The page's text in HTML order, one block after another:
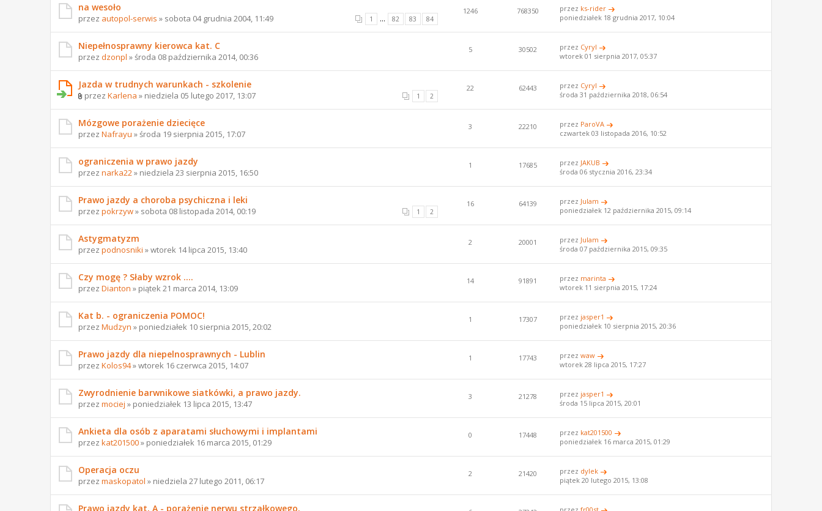
na wesoło
1 ... 82 83 84
przez autopol-serwis » sobota 04 grudnia 2004, 11:49
1246 768350 przez ks-rider
poniedziałek 18 grudnia 2017, 10:04
Niepełnosprawny kierowca kat. C
przez dzonpl » środa 08 października 2014, 00:36
5 30502 przez Cyryl
wtorek 01 sierpnia 2017, 05:37
Jazda w trudnych warunkach - szkolenie
1 2
przez Karlena » niedziela 05 lutego 2017, 13:07
22 62443 przez Cyryl
środa 31 października 2018, 06:54
Mózgowe porażenie dziecięce
przez Nafrayu » środa 19 sierpnia 2015, 17:07
3 22210 przez ParoVA
czwartek 03 listopada 2016, 10:52
ograniczenia w prawo jazdy
przez narka22 » niedziela 23 sierpnia 2015, 16:50
1 17685 przez JAKUB
środa 06 stycznia 2016, 23:34
Prawo jazdy a choroba psychiczna i leki
1 2
przez pokrzyw» sobota 08 listopada 2014, 00:19
16 64139 przez Julam
poniedziałek 12 października 2015, 09:14
Astygmatyzm
przez podnosniki » wtorek 14 lipca 2015, 13:40
2 20001 przez Julam
środa 07 października 2015, 09:35
Czy mogę ? Słaby wzrok ....
przez Dianton » piątek 21 marca 2014, 13:09
14 91891 przez marinta
wtorek 11 sierpnia 2015, 17:24
Kat b. - ograniczenia POMOC!
przez Mudzyn » poniedziałek 10 sierpnia 2015, 20:02
1 17307 przez jasper1
poniedziałek 10 sierpnia 2015, 20:36
Prawo jazdy dla niepelnosprawnych - Lublin
przez Kolos94» wtorek 16 czerwca 2015, 14:07
1 17743 przezwaw
wtorek 28 lipca 2015, 17:27
Zwyrodnienie barwnikowe siatkówki, a prawo jazdy.
przez mociej » poniedziałek 13 lipca 2015, 13:47
3 21278 przez jasper1
środa 15 lipca 2015, 20:01
Ankieta dla osób z aparatami słuchowymi i implantami
przez kat201500» poniedziałek 16 marca 2015, 01:29
0 17448 przez kat201500
poniedziałek 16 marca 2015, 01:29
Operacja oczu
przez maskopatol » niedziela 27 lutego 2011, 06:17
2 21420 przez dylek
piątek 20 lutego 2015, 13:08
Prawo jazdy kat. A - porażenie nerwu strzałkowego.